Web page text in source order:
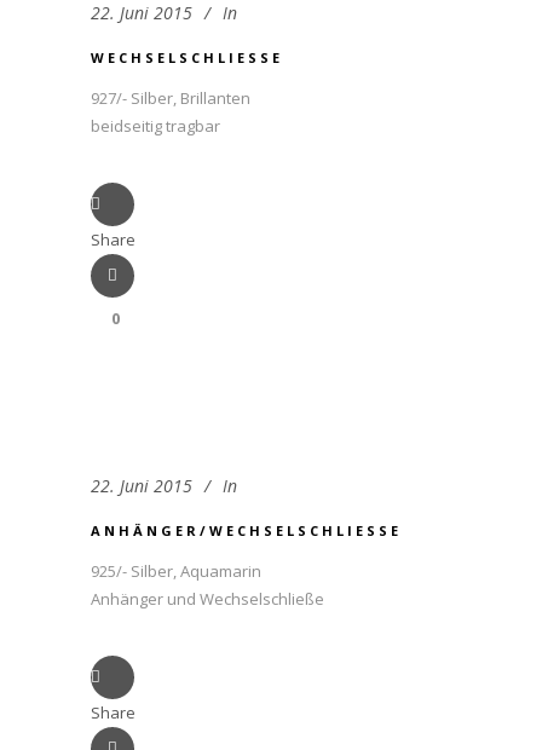
22. Juni 2015 In
WECHSELSCHLIESSE
927/- Silber, Brillanten
beidseitig tragbar
Share
0
22. Juni 2015 In
ANHÄNGER/WECHSELSCHLIESSE
925/- Silber, Aquamarin
Anhänger und Wechselschließe
Share